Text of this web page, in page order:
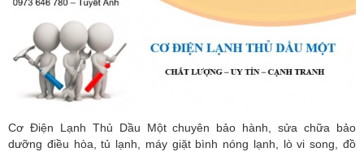
Cơ Điện Lạnh Thủ Dầu Một chuyên bảo hành, sửa chữa bảo
dưỡng điều hòa, tủ lạnh, máy giặt bình nóng lạnh, lò vi song, đồ